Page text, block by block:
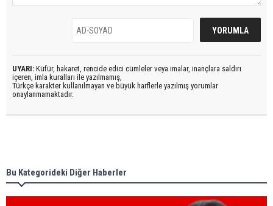
UYARI: Küfür, hakaret, rencide edici cümleler veya imalar, inançlara saldırı
içeren, imla kuralları ile yazılmamış,
Türkçe karakter kullanılmayan ve büyük harflerle yazılmış yorumlar
onaylanmamaktadır.
Bu Kategorideki Diğer Haberler